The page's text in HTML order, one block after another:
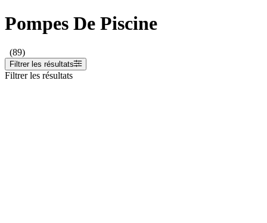
Pompes De Piscine
(89)
Filtrer les résultats
Filtrer les résultats